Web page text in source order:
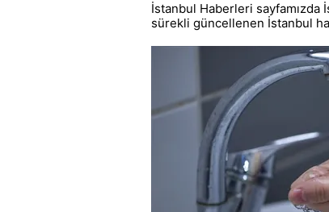
İstanbul Haberleri
sürekli güncellenen İstanbul